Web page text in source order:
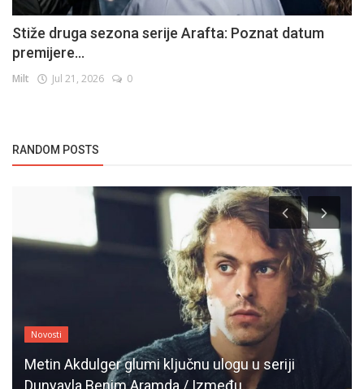
Stiže druga sezona serije Arafta: Poznat datum
premijere...
Milt Jul 21, 2026 0
RANDOM POSTS
Novosti
Metin Akdulger glumi ključnu ulogu u seriji
Dunyayla Benim Aramda / Između...